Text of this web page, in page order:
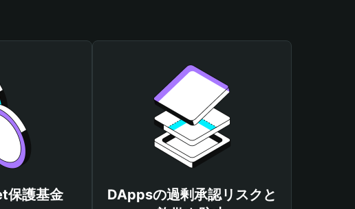
保護基金
DAppsの過剰承認リスクと